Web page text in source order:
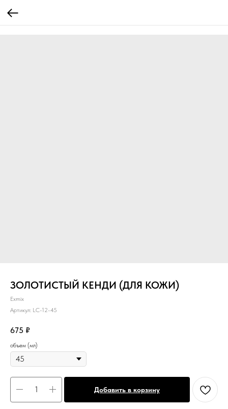
ЗОЛОТИСТЫЙ КЕНДИ (ДЛЯ КОЖИ)
Exmix
Артикул: LC-12-45
675 ₽
объем (мл)
Добавить в корзину